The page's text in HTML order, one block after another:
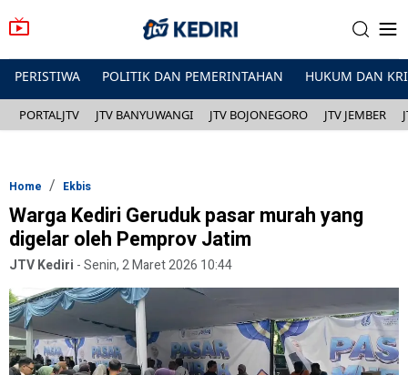
PERISTIWA POLITIK DAN PEMERINTAHAN HUKUM DAN
PORTALJTV JTV BANYUWANGI JTV BOJONEGORO JTV JEMBER
Home Ekbis
Warga Kediri Geruduk pasar murah yang
digelar oleh Pemprov Jatim
JTV Kediri -Senin, 2 Maret 2026 10:44